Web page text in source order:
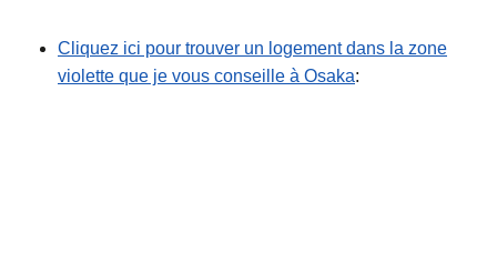
Cliquez ici pour trouver un logement dans la zone
violette que je vous conseille à Osaka: